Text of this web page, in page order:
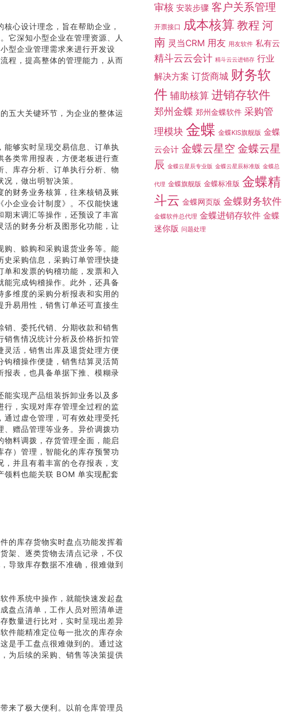
心设计理念，旨在帮助企业，
它深知小型企业在管理资源、人
型企业管理需求来进行开发设
程，提高整体的管理能力，从而
五大关键环节，为企业的整体运
能够实时呈现交易信息、订单执
类常用报表，方便老板进行查
库存分析、订单执行分析、物
，做出明智决策。
的财务业务核算，往来核销及账
企业会计制度》。不仅能快速
末调汇等操作，还预设了丰富
的财务分析及图形化功能，让
购、赊购和采购退货业务等。能
采购信息，采购订单管理快捷
和发票的钩稽功能，发票和入
完成钩稽操作。此外，还具备
多维度的采购分析报表和实用的
易用性，销售订单还可直接生
销、委托代销、分期收款和销售
售情况统计分析及价格折扣管
活，销售出库及退货处理方便
钩稽操作便捷，销售结算灵活简
表，也具备单据下推、模糊录
能实现产品组装拆卸业务以及多
，实现对库存管理全过程的监
过虚仓管理，可有效处理受托
赠品管理等业务。异价调拨功
料调拨，存货管理全面，能启
）管理，智能化的库存预警功
并且有着丰富的仓存报表，支
领料也能关联 BOM 单实现配套
的库存货物实时盘点功能发挥着
架、逐类货物去清点记录，不仅
导致库存数据不准确，很难做到
件系统中操作，就能快速发起盘
盘点清单，工作人员对照清单进
数量进行比对，实时呈现出差异
件能精准定位每一批次的库存余
是手工盘点很难做到的。通过这
为后续的采购、销售等决策提供
来了极大便利。以前仓库管理员
审核 安装步骤 客户关系管理
开票接口 成本核算 教程 河
南 灵当CRM 用友 用友软件 私有云
精斗云云会计 精斗云云进销存 行业
解决方案 订货商城 财务软
件 辅助核算 进销存软件
郑州金蝶 郑州金蝶软件 采购管
理模块 金蝶 金蝶KIS旗舰版 金蝶
云会计 金蝶云星空 金蝶云星
辰
金蝶云星辰专业版 金蝶云星辰标准版 金蝶总
代理 金蝶旗舰版 金蝶标准版 金蝶精
斗云 金蝶网页版 金蝶财务软件
金蝶软件总代理 金蝶进销存软件 金蝶
迷你版 问题处理